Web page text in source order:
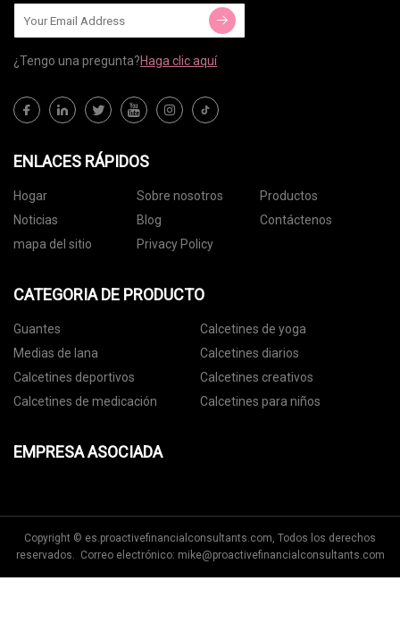
¿Tengo una pregunta?Haga clic aquí
ENLACES RÁPIDOS
Hogar Sobre nosotros
Productos
Noticias
Blog
Contáctenos
mapa del sitio
Privacy Policy
CATEGORIA DE PRODUCTO
Guantes
Calcetines de yoga
Medias de lana
Calcetines diarios
Calcetines deportivos
Calcetines creativos
Calcetines de medicación
Calcetines para niños
EMPRESA ASOCIADA
Copyright © es.proactivefinancialconsultants.com, Todos los derechos
reservados. Correo electrónico: mike@proactivefinancialconsultants.com